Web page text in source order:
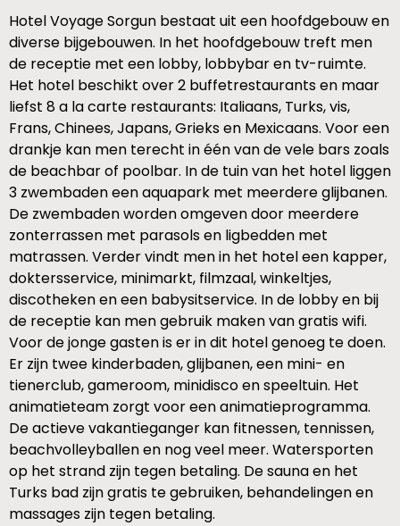
Hotel Voyage Sorgun bestaat uit een hoofdgebouw en
diverse bijgebouwen. In het hoofdgebouw treft men
de receptie met een lobby, lobbybar en tv-ruimte.
Het hotel beschikt over 2 buffetrestaurants en maar
liefst 8 a la carte restaurants: Italiaans, Turks, vis,
Frans, Chinees, Japans, Grieks en Mexicaans. Voor een
drankje kan men terecht in één van de vele bars zoals
de beachbar of poolbar. In de tuin van het hotel liggen
3 zwembaden een aquapark met meerdere glijbanen.
De zwembaden worden omgeven door meerdere
zonterrassen met parasols en ligbedden met
matrassen. Verder vindt men in het hotel een kapper,
doktersservice, minimarkt, filmzaal, winkeltjes,
discotheken en een babysitservice. In de lobby en bij
de receptie kan men gebruik maken van gratis wifi.
Voor de jonge gasten is er in dit hotel genoeg te doen.
Er zijn twee kinderbaden, glijbanen, een mini- en
tienerclub, gameroom, minidisco en speeltuin. Het
animatieteam zorgt voor een animatieprogramma.
De actieve vakantieganger kan fitnessen, tennissen,
beachvolleyballen en nog veel meer. Watersporten
op het strand zijn tegen betaling. De sauna en het
Turks bad zijn gratis te gebruiken, behandelingen en
massages zijn tegen betaling.